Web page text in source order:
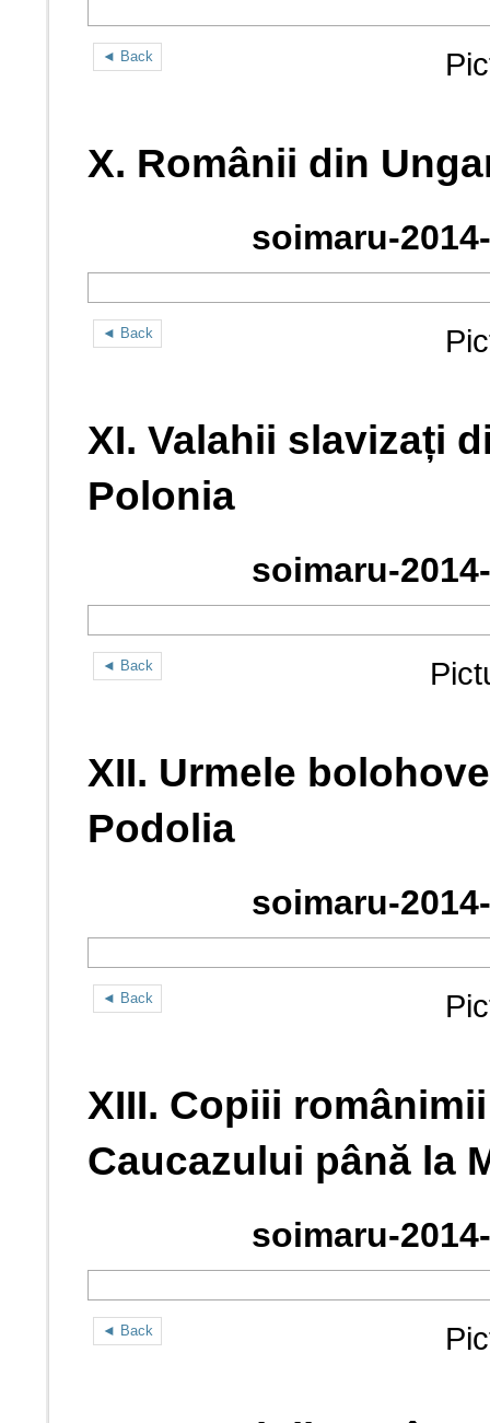
◄ Back
X. Românii din
soimaru-
◄ Back
XI. Valahii slavizați
Polonia
soimaru-
◄ Back
XII. Urmele
Podolia
soimaru-
◄ Back
XIII. Copiii
Caucazului până la
soimaru-
◄ Back